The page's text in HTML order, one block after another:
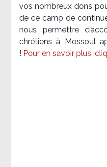
vos nombreux dons
de ce camp de
nous permettre
chrétiens à Mossoul
! Pour en savoir plus,